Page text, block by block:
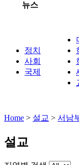
뉴스
정치
사회
국제
Home > 설교 > 서남
설교